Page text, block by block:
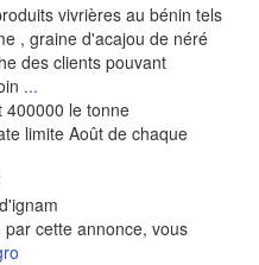
vivrières au bénin tels
, graine d'acajou de néré
des clients pouvant
...
400000 le tonne
limite Août de chaque
cette annonce, vous